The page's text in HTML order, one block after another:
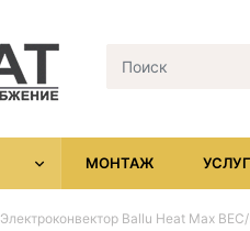
МОНТАЖ
Электроконвектор Ballu Heat Max